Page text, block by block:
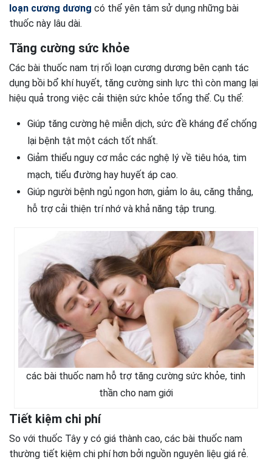
loạn cương dương có thể yên tâm sử dụng những bài
thuốc này lâu dài.
Tăng cường sức khỏe
Các bài thuốc nam trị rối loạn cương dương bên cạnh tác
dụng bồi bổ khí huyết, tăng cường sinh lực thì còn mang lại
hiệu quả trong việc cải thiện sức khỏe tổng thể. Cụ thể:
Giúp tăng cường hệ miễn dịch, sức đề kháng để chống
lại bệnh tật một cách tốt nhất.
Giảm thiểu nguy cơ mắc các nghệ lý về tiêu hóa, tim
mạch, tiểu đường hay huyết áp cao.
Giúp người bệnh ngủ ngon hơn, giảm lo âu, căng thẳng,
hỗ trợ cải thiện trí nhớ và khả năng tập trung.
các bài thuốc nam hỗ trợ tăng cường sức khỏe, tinh
thần cho nam giới
Tiết kiệm chi phí
So với thuốc Tây y có giá thành cao, các bài thuốc nam
thường tiết kiệm chi phí hơn bởi nguồn nguyên liệu giá rẻ.